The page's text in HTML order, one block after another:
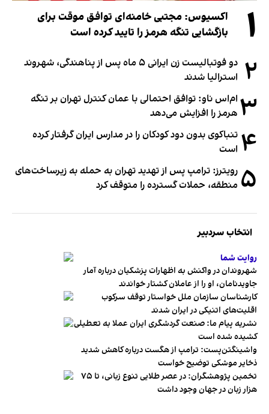
۱
اکسیوس: مجتبی خامنه‌ای توافق موقت برای
بازگشایی تنگه هرمز را تایید کرده است
۲
دو فوتبالیست زن ایرانی ۵ ماه پس از پناهندگی، شهروند
استرالیا شدند
۳ ام‌اس ناو: توافق احتمالی با عمان کنترل تهران بر تنگه
هرمز را افزایش می‌دهد
۴ تنباکوی بدون دود کودکان را در مدارس ایران گرفتار کرده
است
۵ رویترز: ترامپ پس از تهدید تهران به حمله به زیرساخت‌های
منطقه، حملات گسترده را متوقف کرد
انتخاب سردبیر
روایت شما
شهروندان در واکنش به اظهارات پزشکیان درباره آمار
جاویدنامان، او را از عاملان کشتار خواندند
کارشناسان سازمان ملل خواستار توقف سرکوب
اقلیت‌های اتنیکی در ایران شدند
نشریه پیام ما: صنعت گردشگری ایران عملا به تعطیلی
کشیده شده است
واشینگتن‌پست: ترامپ از هگست درباره کاهش شدید
ذخایر موشکی توضیح خواست
تخمین پژوهشگران: در عصر طلایی تنوع زبانی، تا ۷۵
هزار زبان در جهان وجود داشت